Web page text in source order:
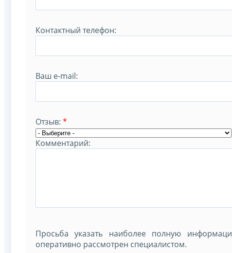
Контактный телефон:
Ваш e-mail:
Отзыв: *
Комментарий:
Просьба указать наиболее полную
оперативно рассмотрен специалистом.